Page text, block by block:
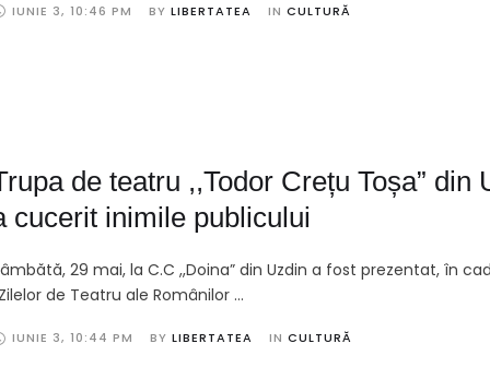
IUNIE 3, 10:46 PM BY LIBERTATEA IN CULTURĂ
de teatru ,,Todor Crețu Toșa” din
cucerit inimile publicului
29 mai, la C.C ,,Doina” din Uzdin a fost prezentat, în
de Teatru ale Românilor …
IUNIE 3, 10:44 PM BY LIBERTATEA IN CULTURĂ